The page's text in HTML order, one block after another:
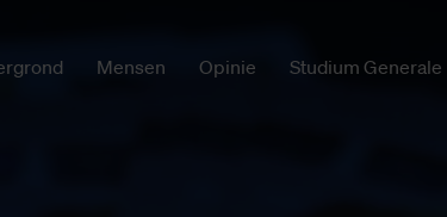
Mensen Opinie Studium Generale